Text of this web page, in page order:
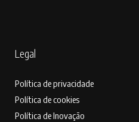
Legal
Política de privacidade
Política de cookies
Política de Inovação